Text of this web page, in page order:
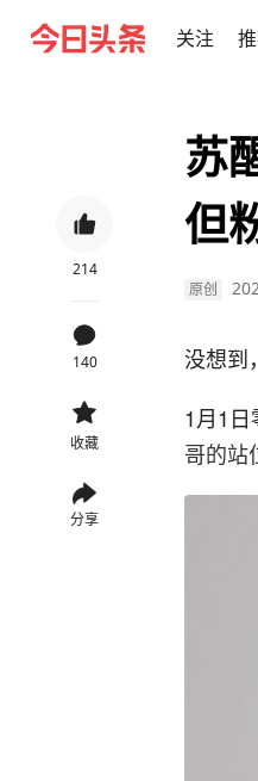
关注
214
140
收藏
分享
苏
但
原创
没想到
1月1
哥的站